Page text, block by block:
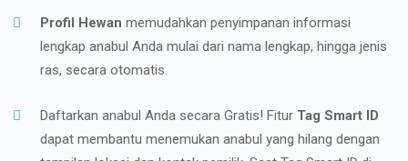
Profil Hewan memudahkan penyimpanan informasi
lengkap anabul Anda mulai dari nama lengkap, hingga jenis
ras, secara otomatis.
Daftarkan anabul Anda secara Gratis! Fitur Tag Smart ID
dapat membantu menemukan anabul yang hilang dengan